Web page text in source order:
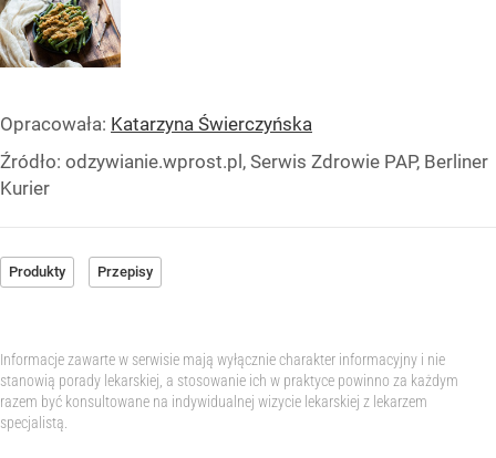
Opracowała: Katarzyna Świerczyńska
Źródło: odzywianie.wprost.pl, Serwis Zdrowie PAP, Berliner
Kurier
Produkty Przepisy
Informacje zawarte w serwisie mają wyłącznie charakter informacyjny i nie
stanowią porady lekarskiej, a stosowanie ich w praktyce powinno za każdym
razem być konsultowane na indywidualnej wizycie lekarskiej z lekarzem
specjalistą.